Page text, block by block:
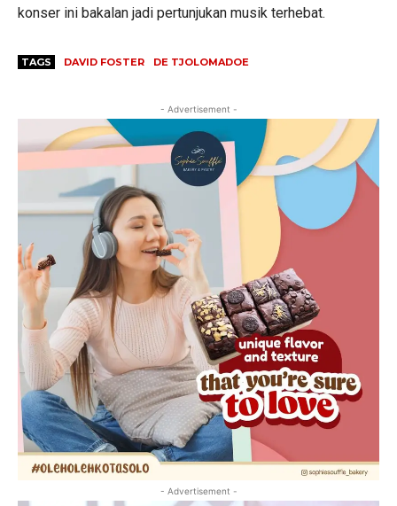
konser ini bakalan jadi pertunjukan musik terhebat.
TAGS DAVID FOSTER DE TJOLOMADOE
- Advertisement -
- Advertisement -